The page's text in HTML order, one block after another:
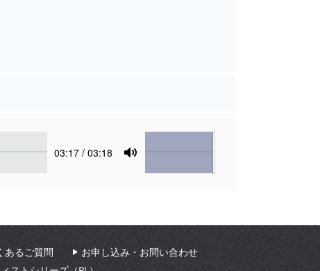
Current
03:17 / 03:18
Mute
Volume
あるご質問
お申し込み・お問い合わせ